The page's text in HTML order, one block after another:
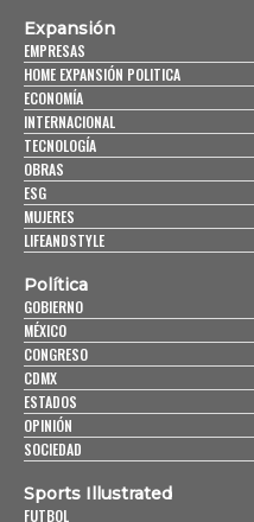
Expansión
EMPRESAS
HOME EXPANSIÓN POLITICA
ECONOMÍA
INTERNACIONAL
TECNOLOGÍA
OBRAS
ESG
MUJERES
LIFEANDSTYLE
Política
GOBIERNO
MÉXICO
CONGRESO
CDMX
ESTADOS
OPINIÓN
SOCIEDAD
Sports Illustrated
FUTBOL